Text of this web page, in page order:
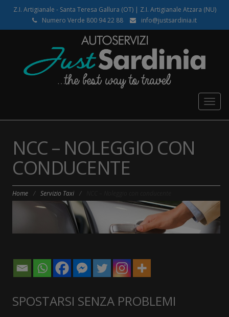
Z.I. Artigianale - Santa Teresa Gallura (OT) | Z.I. Artigianale Atzara (NU)
Numero Verde 800 94 22 88
info@justsardinia.it
NCC – NOLEGGIO CON
CONDUCENTE
Home / Servizio Taxi /
SPOSTARSI SENZA PROBLEMI